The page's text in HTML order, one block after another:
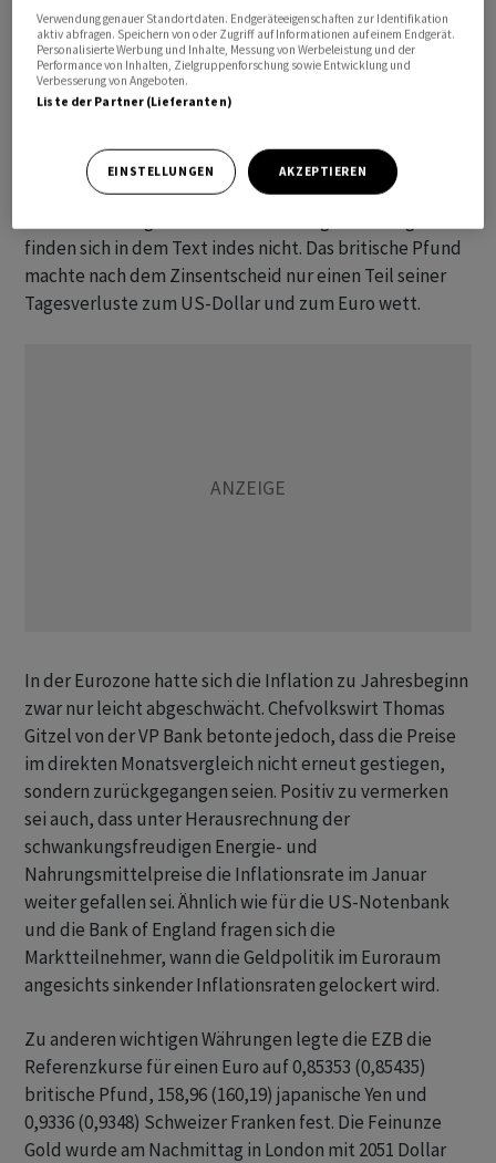
Auch die britische Zentralbank veränderte ihren
Leitzins wie erwartet abermals nicht. Angesichts der
rückläufigen Inflation werden im Jahresverlauf aber
deutliche Zinssenkungen erwartet. Die Bank of England
Passage in ihrer Erklärung, die bisher auf die
Möglichkeit weiterer Zinsanhebungen hingedeutet
finden sich in dem Text indes nicht. Das britische Pfund
machte nach dem Zinsentscheid nur einen Teil seiner
Tagesverluste zum US-Dollar und zum Euro wett.
In der Eurozone hatte sich die Inflation zu Jahresbeginn
zwar nur leicht abgeschwächt. Chefvolkswirt Thomas
Gitzel von der VP Bank betonte jedoch, dass die Preise
im direkten Monatsvergleich nicht erneut gestiegen,
sondern zurückgegangen seien. Positiv zu vermerken
sei auch, dass unter Herausrechnung der
schwankungsfreudigen Energie- und
Nahrungsmittelpreise die Inflationsrate im Januar
weiter gefallen sei. Ähnlich wie für die US-Notenbank
und die Bank of England fragen sich die
Marktteilnehmer, wann die Geldpolitik im Euroraum
angesichts sinkender Inflationsraten gelockert wird.
Zu anderen wichtigen Währungen legte die EZB die
Referenzkurse für einen Euro auf 0,85353 (0,85435)
britische Pfund, 158,96 (160,19) japanische Yen und
0,9336 (0,9348) Schweizer Franken fest. Die Feinunze
Gold wurde am Nachmittag in London mit 2051 Dollar
Verwendung genauer Standortdaten. Endgeräteeigenschaften zur Identifikation
aktiv abfragen. Speichern von oder Zugriff auf Informationen auf einem Endgerät.
Personalisierte Werbung und Inhalte, Messung von Werbeleistung und der
Performance von Inhalten, Zielgruppenforschung sowie Entwicklung und
Verbesserung von Angeboten.
Liste der Partner (Lieferanten)
EINSTELLUNGEN AKZEPTIEREN